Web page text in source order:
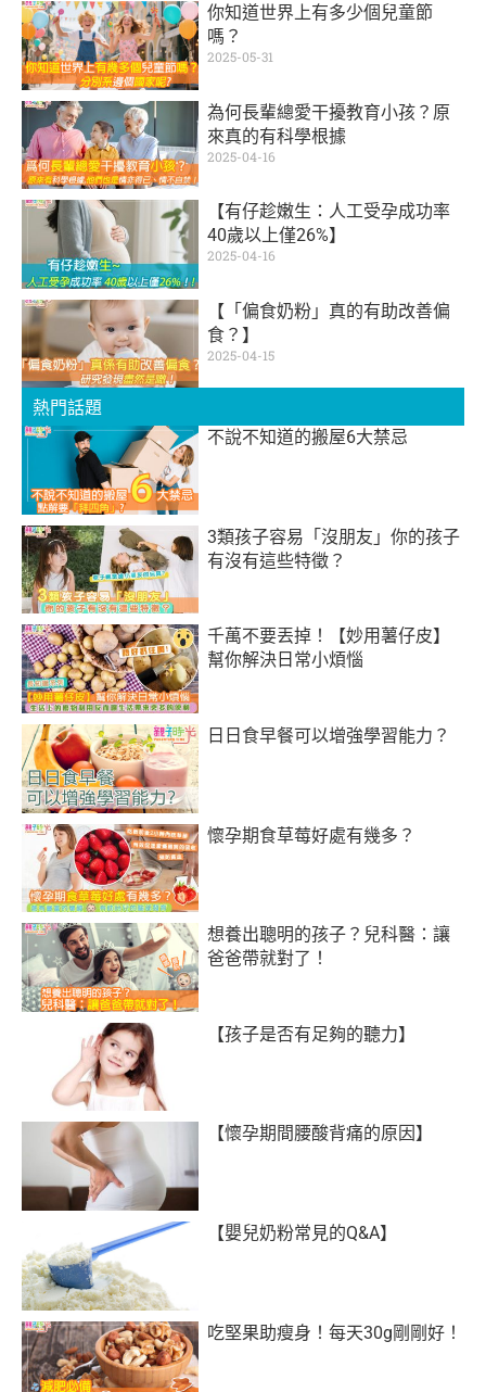
你知道世界上有多少個兒童節
嗎？
2025-05-31
為何長輩總愛干擾教育小孩？原
來真的有科學根據
2025-04-16
【有仔趁嫩生：人工受孕成功率
40歲以上僅26%】
2025-04-16
【「偏食奶粉」真的有助改善偏
食？】
2025-04-15
熱門話題
不說不知道的搬屋6大禁忌
3類孩子容易「沒朋友」你的孩子
有沒有這些特徵？
千萬不要丟掉！【妙用薯仔皮】
幫你解決日常小煩惱
日日食早餐可以增強學習能力？
懷孕期食草莓好處有幾多？
想養出聰明的孩子？兒科醫：讓
爸爸帶就對了！
【孩子是否有足夠的聽力】
【懷孕期間腰酸背痛的原因】
【嬰兒奶粉常見的Q&A】
吃堅果助瘦身！每天30g剛剛好！